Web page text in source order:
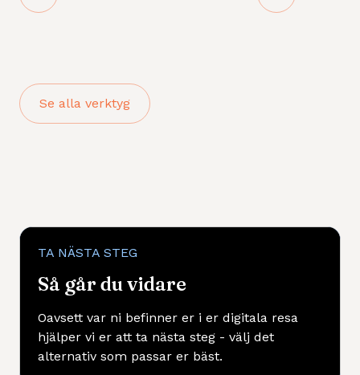
Se alla verktyg
TA NÄSTA STEG
Så går du vidare
Oavsett var ni befinner er i er digitala resa
hjälper vi er att ta nästa steg - välj det
alternativ som passar er bäst.